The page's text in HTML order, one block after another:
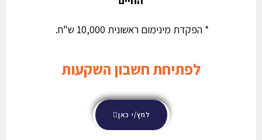
* הפקדת מינימום ראשונית 10,000 ש"ח.
לפתיחת חשבון השקעות
לחץ/י כאן